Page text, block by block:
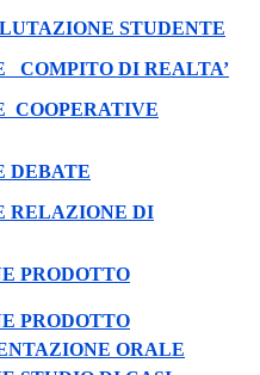
STUDENTE
COMPITO DI REALTA’
COOPERATIVE
DEBATE
RELAZIONE DI
PRODOTTO
PRODOTTO
ORALE